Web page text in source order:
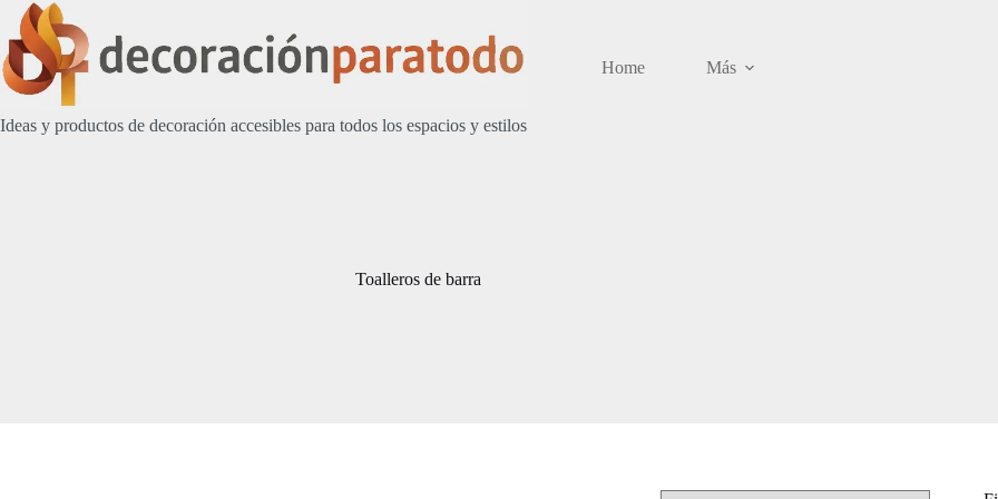
Saltar
contenido
Ideas y productos de decoración accesibles para todos los espacios y estilos
Home Más
Toalleros de barra